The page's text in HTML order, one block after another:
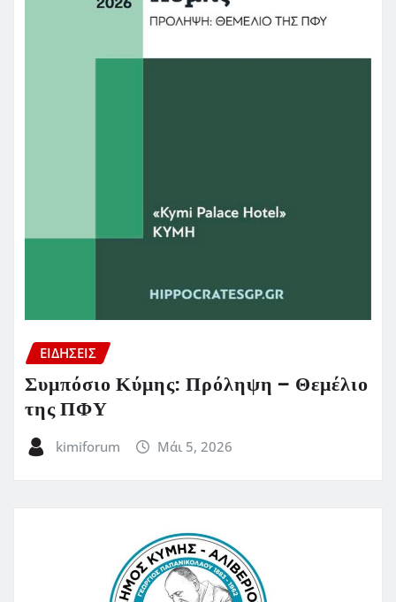
ΕΙΔΗΣΕΙΣ
Συμπόσιο Κύμης: Πρόληψη – Θεμέλιο
της ΠΦΥ
kimiforum Μάι 5, 2026